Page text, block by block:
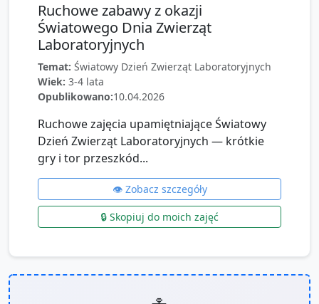
Ruchowe zabawy z okazji
Światowego Dnia Zwierząt
Laboratoryjnych
Temat: Światowy Dzień Zwierząt Laboratoryjnych
Wiek: 3-4 lata
Opublikowano:10.04.2026
Ruchowe zajęcia upamiętniające Światowy
Dzień Zwierząt Laboratoryjnych — krótkie
gry i tor przeszkód...
👁️ Zobacz szczegóły
🔒 Skopiuj do moich zajęć